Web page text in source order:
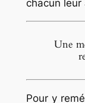
chacun leur
Une
Pour y